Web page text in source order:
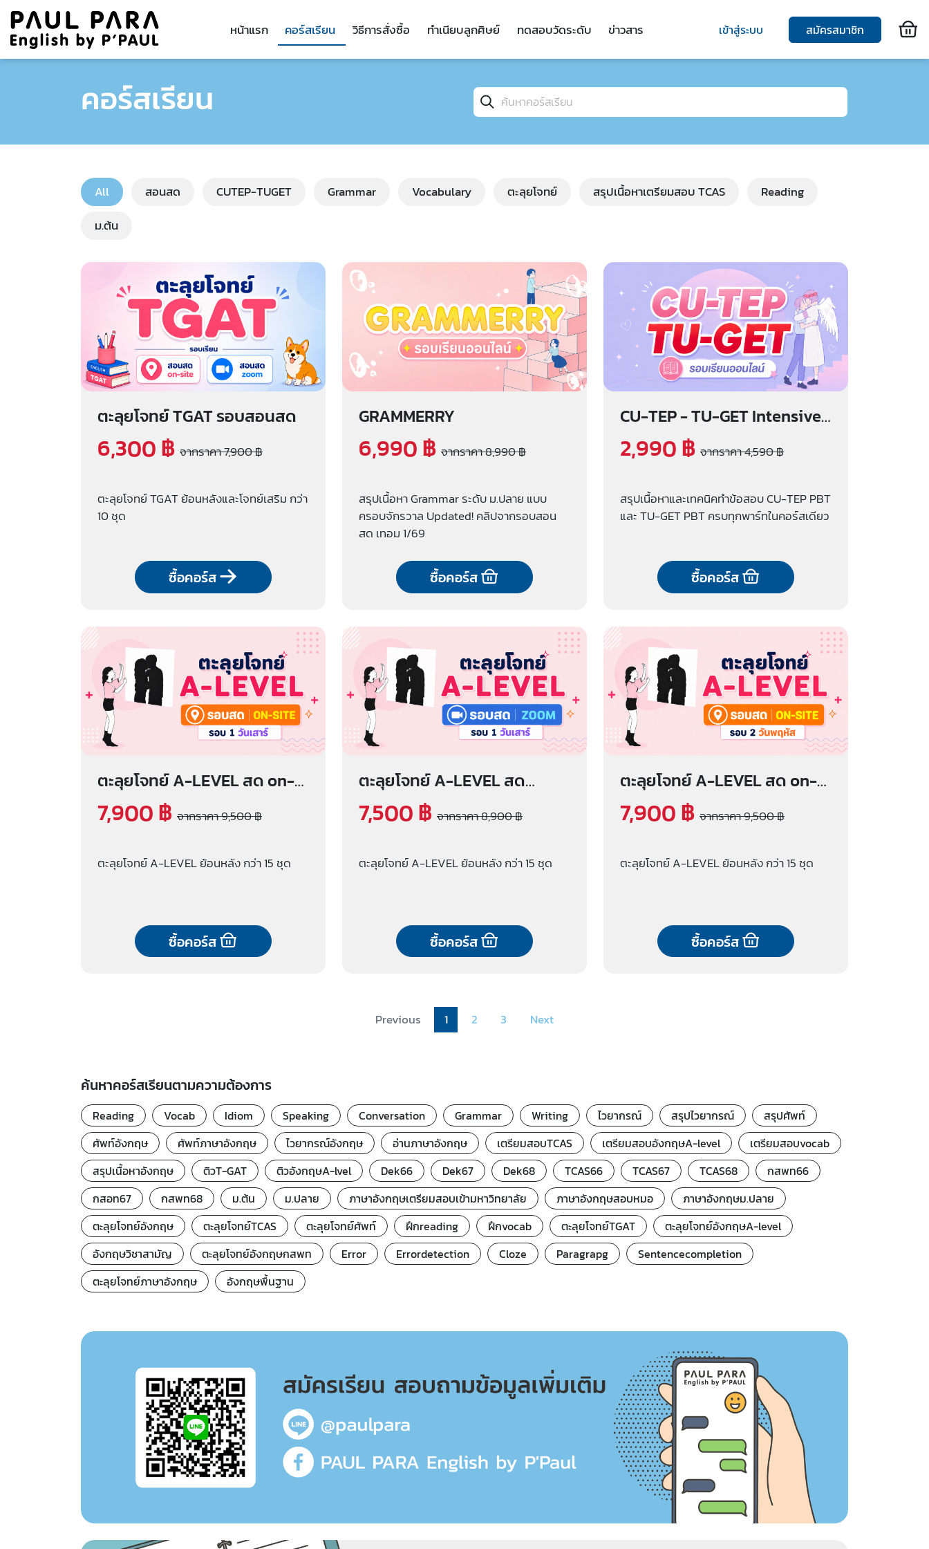
หน้าแรก คอร์สเรียน วิธีการสั่งซื้อ ทำเนียบลูกศิษย์ ทดสอบวัดระดับ ข่าวสาร เข้าสู่ระบบ สมัครสมาชิก
คอร์สเรียน
All สอนสด CUTEP-TUGET Grammar Vocabulary ตะลุยโจทย์ สรุปเนื้อหาเตรียมสอบ TCAS
Reading
ม.ต้น
ตะลุยโจทย์ TGAT รอบสอนสด
6,300 ฿ จากราคา 7,900 ฿
ตะลุยโจทย์ TGAT ย้อนหลังและโจทย์เสริม กว่า
10 ชุด
ซื้อคอร์ส
GRAMMERRY
6,990 ฿ จากราคา 8,990 ฿
สรุปเนื้อหา Grammar ระดับ ม.ปลาย แบบ
ครอบจักรวาล Updated! คลิปจากรอบสอน
สด เทอม 1/69
ซื้อคอร์ส
CU-TEP - TU-GET Intensive
รอบเรียนออนไลน์
2,990 ฿ จากราคา 4,590 ฿
สรุปเนื้อหาและเทคนิคทำข้อสอบ CU-TEP PBT
และ TU-GET PBT ครบทุกพาร์ทในคอร์สเดียว
ซื้อคอร์ส
ตะลุยโจทย์ A-LEVEL สด on-
site (รอบ 1 วันเสาร์)
7,900 ฿ จากราคา 9,500 ฿
ตะลุยโจทย์ A-LEVEL ย้อนหลัง กว่า 15 ชุด
ซื้อคอร์ส
ตะลุยโจทย์ A-LEVEL สด
zoom (รอบ 1 วันเสาร์)
7,500 ฿ จากราคา 8,900 ฿
ตะลุยโจทย์ A-LEVEL ย้อนหลัง กว่า 15 ชุด
ซื้อคอร์ส
ตะลุยโจทย์ A-LEVEL สด on-
site (รอบ 2 วันพฤหัส)
7,900 ฿ จากราคา 9,500 ฿
ตะลุยโจทย์ A-LEVEL ย้อนหลัง กว่า 15 ชุด
ซื้อคอร์ส
Previous 1 2 3 Next
ค้นหาคอร์สเรียนตามความต้องการ
Reading Vocab Idiom Speaking Conversation Grammar Writing ไวยากรณ์ สรุปไวยากรณ์
สรุปศัพท์
ศัพท์อังกฤษ
ศัพท์ภาษาอังกฤษ ไวยากรณ์อังกฤษ อ่านภาษาอังกฤษ เตรียมสอบTCAS เตรียมสอบอังกฤษA-level
เตรียมสอบvocab
สรุปเนื้อหาอังกฤษ
ติวT-GAT ติวอังกฤษA-lvel Dek66 Dek67 Dek68 TCAS66 TCAS67 TCAS68
กสพท66
กสอท67
กสพท68 ม.ต้น ม.ปลาย ภาษาอังกฤษเตรียมสอบเข้ามหาวิทยาลัย ภาษาอังกฤษสอบหมอ
ภาษาอังกฤษม.ปลาย
ตะลุยโจทย์อังกฤษ
ตะลุยโจทย์TCAS ตะลุยโจทย์ศัพท์ ฝึกreading ฝึกvocab ตะลุยโจทย์TGAT
ตะลุยโจทย์อังกฤษA-level
อังกฤษวิชาสามัญ
ตะลุยโจทย์อังกฤษกสพท Error Errordetection Cloze Paragrapg
Sentencecompletion
ตะลุยโจทย์ภาษาอังกฤษ
อังกฤษพื้นฐาน